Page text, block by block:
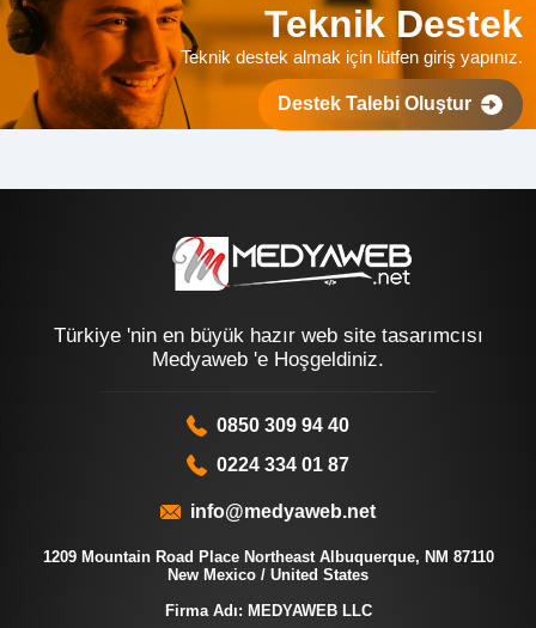
Teknik Destek
Teknik destek almak için lütfen giriş yapınız.
Destek Talebi Oluştur
Türkiye 'nin en büyük hazır web site tasarımcısı
Medyaweb 'e Hoşgeldiniz.
0850 309 94 40
0224 334 01 87
info@medyaweb.net
1209 Mountain Road Place Northeast Albuquerque, NM 87110
New Mexico / United States
Firma Adı: MEDYAWEB LLC